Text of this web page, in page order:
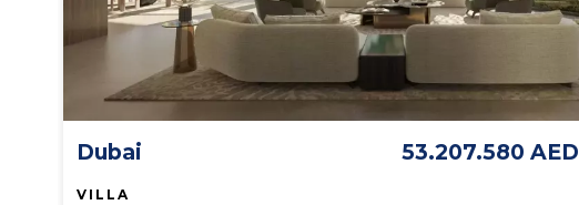
Dubai 53.207.580 AED
VILLA